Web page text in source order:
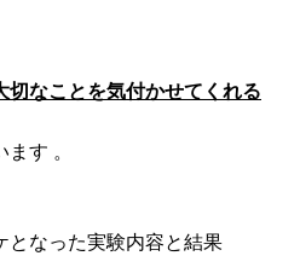
切なことを気付かせてくれる
す 。
となった実験内容と結果